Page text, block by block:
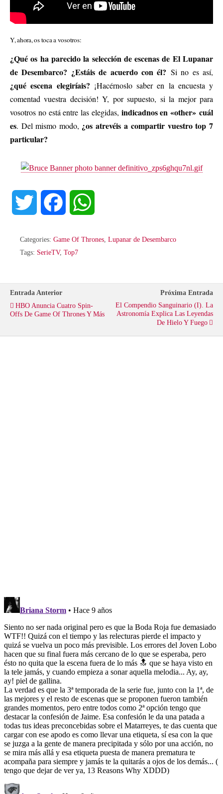
Y, ahora, os toca a vosotros:
¿Qué os ha parecido la selección de escenas de El Lupanar
de Desembarco? ¿Estáis de acuerdo con él? Si no es así,
¿qué escena elegiríais? ¡Hacérnoslo saber en la encuesta y
comentad vuestra decisión! Y, por supuesto, si la mejor para
vosotros no está entre las elegidas, indicadnos en «other» cuál
es. Del mismo modo, ¿os atrevéis a compartir vuestro top 7
particular?
i c
b
Categories: Game Of Thrones Lupanar de Desembarco
Tags: SerieTV, Top7
Entrada Anterior
HBO Anuncia Cuatro Spin-
Offs De Game Of Thrones Y Más
Próxima Entrada
El Compendio Sanguinario (I). La
Astronomía Explica Las Leyendas
De Hielo Y Fuego